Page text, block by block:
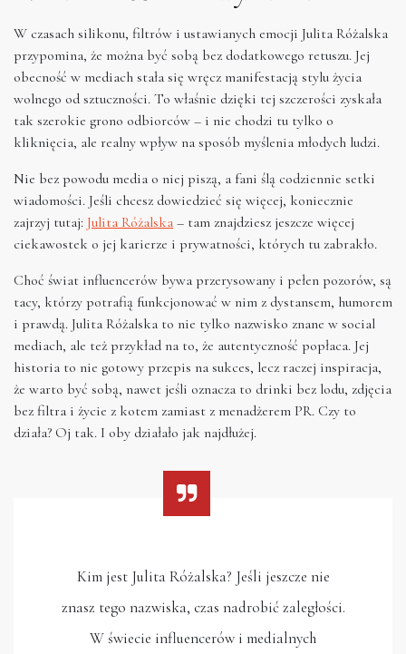
W czasach silikonu, filtrów i ustawianych emocji Julita Różalska
przypomina, że można być sobą bez dodatkowego retuszu. Jej
obecność w mediach stała się wręcz manifestacją stylu życia
wolnego od sztuczności. To właśnie dzięki tej szczerości zyskała
tak szerokie grono odbiorców – i nie chodzi tu tylko o
kliknięcia, ale realny wpływ na sposób myślenia młodych ludzi.
Nie bez powodu media o niej piszą, a fani ślą codziennie setki
wiadomości. Jeśli chcesz dowiedzieć się więcej, koniecznie
zajrzyj tutaj: Julita Różalska – tam znajdziesz jeszcze więcej
ciekawostek o jej karierze i prywatności, których tu zabrakło.
Choć świat influencerów bywa przerysowany i pełen pozorów, są
tacy, którzy potrafią funkcjonować w nim z dystansem, humorem
i prawdą. Julita Różalska to nie tylko nazwisko znane w social
mediach, ale też przykład na to, że autentyczność popłaca. Jej
historia to nie gotowy przepis na sukces, lecz raczej inspiracja,
że warto być sobą, nawet jeśli oznacza to drinki bez lodu, zdjęcia
bez filtra i życie z kotem zamiast z menadżerem PR. Czy to
działa? Oj tak. I oby działało jak najdłużej.
Kim jest Julita Różalska? Jeśli jeszcze nie
znasz tego nazwiska, czas nadrobić zaległości.
W świecie influencerów i medialnych